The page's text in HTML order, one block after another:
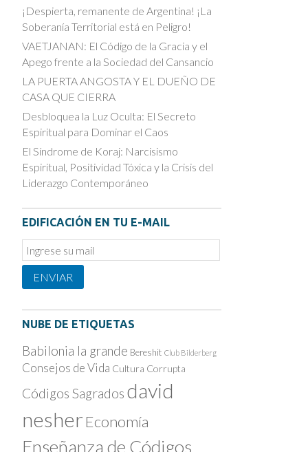
¡Despierta, remanente de Argentina! ¡La
Soberanía Territorial está en Peligro!
VAETJANAN: El Código de la Gracia y el
Apego frente a la Sociedad del Cansancio
LA PUERTA ANGOSTA Y EL DUEÑO DE
CASA QUE CIERRA
Desbloquea la Luz Oculta: El Secreto
Espiritual para Dominar el Caos
El Síndrome de Koraj: Narcisismo
Espiritual, Positividad Tóxica y la Crisis del
Liderazgo Contemporáneo
EDIFICACIÓN EN TU E-MAIL
Email
Subscription
ENVIAR
NUBE DE ETIQUETAS
Babilonia la grande Bereshit Club Bilderberg
Consejos de Vida Cultura Corrupta
Códigos Sagrados david
nesher Economía
Enseñanza de Códigos